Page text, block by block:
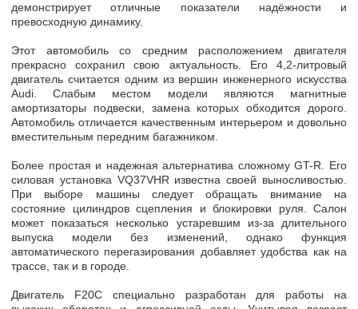
демонстрирует отличные показатели надёжности и
превосходную динамику.
Этот автомобиль со средним расположением двигателя
прекрасно сохранил свою актуальность. Его 4,2-литровый
двигатель считается одним из вершин инженерного искусства
Audi.Слабым местом модели являются магнитные
амортизаторы подвески, замена которых обходится дорого.
Автомобиль отличается качественным интерьером и довольно
вместительным передним багажником.
Более простая и надежная альтернатива сложному GT-R. Его
силовая установка VQ37VHR известна своей выносливостью.
При выборе машины следует обращать внимание на
состояние цилиндров сцепления и блокировки руля. Салон
может показаться несколько устаревшим из-за длительного
выпуска модели без изменений, однако функция
автоматического перегазирования добавляет удобства как на
трассе, так и в городе.
Двигатель F20C специально разработан для работы на